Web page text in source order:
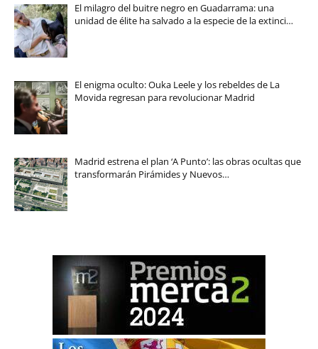
El milagro del buitre negro en Guadarrama: una
unidad de élite ha salvado a la especie de la extinci…
El enigma oculto: Ouka Leele y los rebeldes de La
Movida regresan para revolucionar Madrid
Madrid estrena el plan ‘A Punto’: las obras ocultas que
transformarán Pirámides y Nuevos…